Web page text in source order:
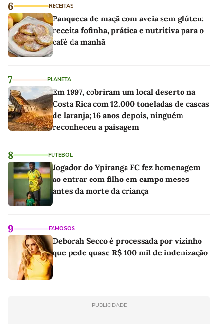
6 RECEITAS
Panqueca de maçã com aveia sem glúten:
receita fofinha, prática e nutritiva para o
café da manhã
7 PLANETA
Em 1997, cobriram um local deserto na
Costa Rica com 12.000 toneladas de cascas
de laranja; 16 anos depois, ninguém
reconheceu a paisagem
8 FUTEBOL
Jogador do Ypiranga FC fez homenagem
ao entrar com filho em campo meses
antes da morte da criança
9 FAMOSOS
Deborah Secco é processada por vizinho
que pede quase R$ 100 mil de indenização
PUBLICIDADE